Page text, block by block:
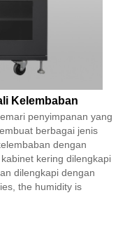
Kelembaban
penyimpanan yang
berbagai jenis
dengan
kering dilengkapi
dilengkapi dengan
the humidity is